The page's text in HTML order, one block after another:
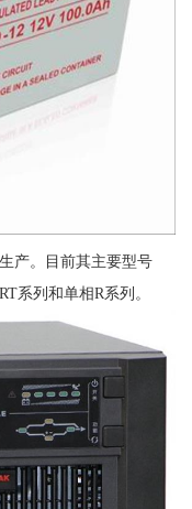
产。目前其主要型号
系列和单相R系列。